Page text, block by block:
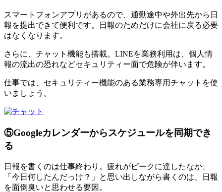
スマートフォンアプリがあるので、通勤途中や外出先から日
報を提出できて便利です。日報のためだけに会社に戻る必要
はなくなります。
さらに、チャット機能も搭載。LINEを業務利用は、個人情
報の流出の恐れなどセキュリティー面で危険が伴います。
仕事では、セキュリティー機能のある業務専用チャットを使
いましょう。
⑤Googleカレンダーからスケジュールを同期でき
る
日報を書くのは仕事終わり。疲れがピークに達したなか、
「今日何したんだっけ？」と思い出しながら書くのは、日報
を面倒臭いと思わせる要因。